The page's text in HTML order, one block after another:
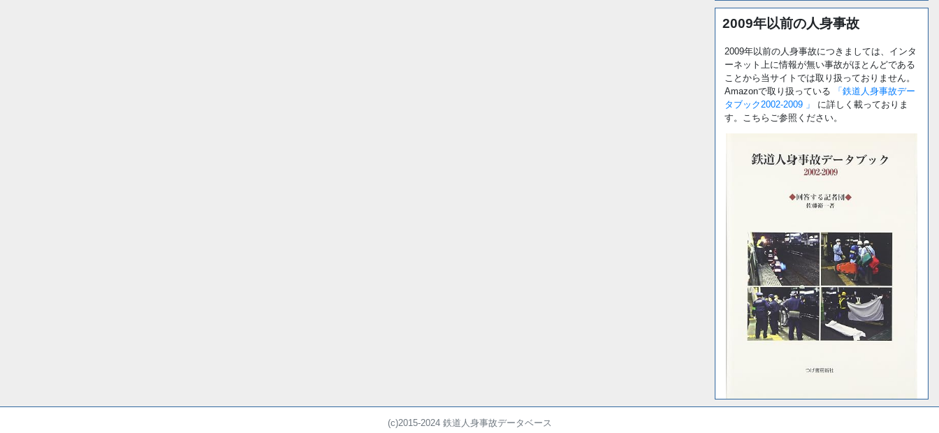
2009年以前の人身事故
2009年以前の人身事故につきましては、インタ
ーネット上に情報が無い事故がほとんどである
ことから当サイトでは取り扱っておりません。
Amazonで取り扱っている
「鉄道人身事故デー
タブック2002-2009 」
に詳しく載っておりま
す。こちらご参照ください。
(c)2015-2024 鉄道人身事故データベース